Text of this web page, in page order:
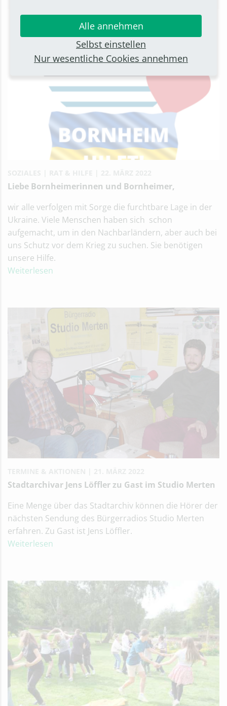
Liebe Bornheimerinnen und Bornheimer,
wir alle verfolgen mit Sorge die furchtbare Lage in der
Ukraine. Viele Menschen haben sich schon
aufgemacht, um in den Nachbarländern, aber auch bei
uns Schutz vor dem Krieg zu suchen. Sie benötigen
unsere Hilfe.
Weiterlesen
Stadtarchivar Jens Löffler zu Gast im Studio Merten
Eine Menge über das Stadtarchiv können die Hörer der
nächsten Sendung des Bürgerradios Studio Merten
erfahren. Zu Gast ist Jens Löffler.
Weiterlesen
Alle annehmen
Selbst einstellen
Nur wesentliche Cookies annehmen